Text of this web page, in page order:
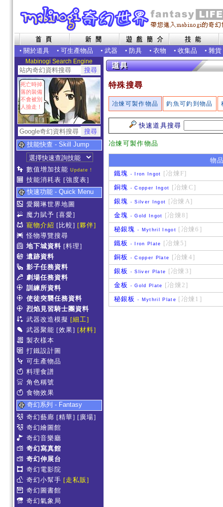
• 關於道具 • 可生產物品 • 武器 • 防具 • 衣物 • 收集品 • 雜貨
Mabinogi Search Engine
死亡時掉
落的裝備
不會被別
人撿走！
技能快查 - Skill Jump
數值增加技能 Update !
技能消耗表 [強度表]
快速功能 - Quick Menu
愛爾琳世界地圖
魔力賦予 [喜愛]
寵物介紹 [比較] [夥伴]
怪物導覽搜尋
地下城資料 [料理]
遺跡資料
影子任務資料
劇場任務資料
訓練所資料
使徒突襲任務資料
烈焰見習騎士團資料
武器改造模擬 [細工]
武器聚能 [效果] [材料]
製衣樣本
打鐵設計圖
可生產物品
料理食譜
角色稱號
食物效果
奇幻系列 - Fantasy
奇幻藝廊 [精華] [廣場]
奇幻繪圖館
奇幻音樂廳
奇幻寫真館
奇幻伸展台
奇幻電影院
奇幻小幫手 [走私販]
奇幻圖書館
奇幻氣象局
特殊搜尋
冶煉可製作物品 釣魚可釣到物品
快速道具搜尋
冶煉可製作物品
物
鐵塊 - Iron Ingot
[冶煉F]
銅塊 - Copper Ingot
[冶煉C]
銀塊 - Silver Ingot
[冶煉A]
金塊 - Gold Ingot
[冶煉8]
秘銀塊 - Mythril Ingot [冶煉6]
鐵板
- Iron Plate
[冶煉5]
銅板
- Copper Plate
[冶煉4]
銀板
- Sliver Plate
[冶煉3]
金板
- Gold Plate
[冶煉2]
秘銀板
- Mythril Plate [冶煉1]